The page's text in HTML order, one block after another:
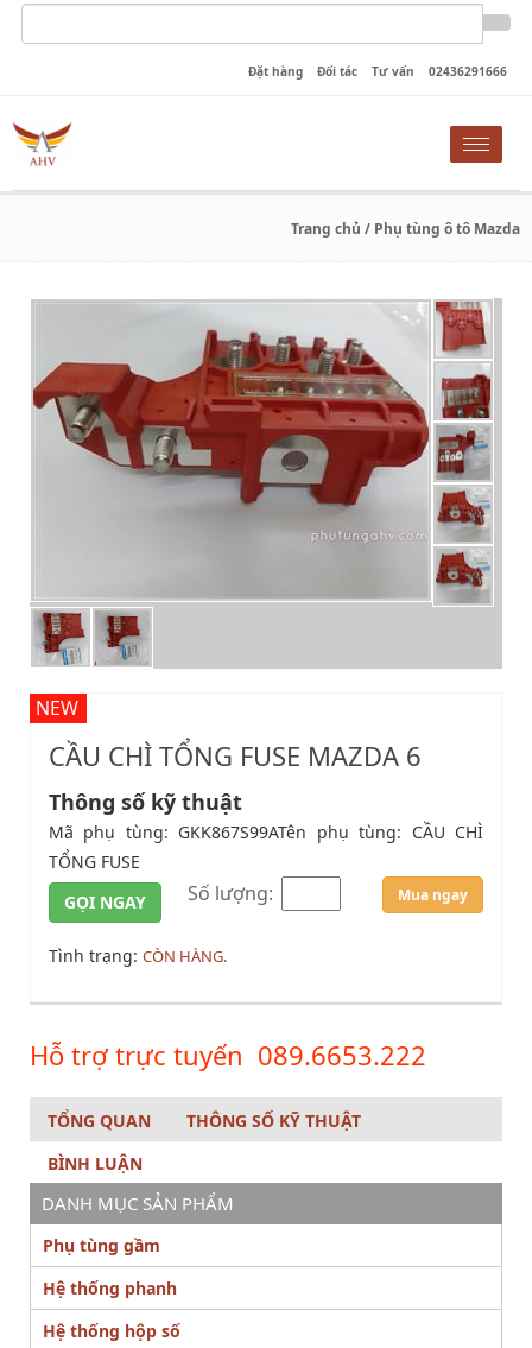
Đặt hàng Đối tác Tư vấn 02436291666
Toggle
Trang chủ / Phụ tùng ô tô Mazda
NEW
CẦU CHÌ TỔNG FUSE MAZDA 6
Thông số kỹ thuật
Mã phụ tùng: GKK867S99ATên phụ tùng: CẦU CHÌ
TỔNG FUSE
GỌI NGAY
Số lượng: Mua ngay
Tình trạng: CÒN HÀNG.
Hỗ trợ trực tuyến 089.6653.222
TỔNG QUAN
THÔNG SỐ KỸ THUẬT
BÌNH LUẬN
DANH MỤC SẢN PHẨM
Phụ tùng gầm
Hệ thống phanh
Hệ thống hộp số